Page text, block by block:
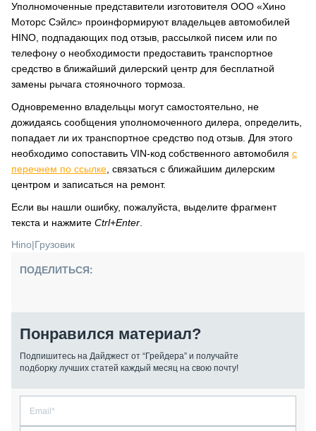
Уполномоченные представители изготовителя ООО «Хино
Моторс Сэйлс» проинформируют владельцев автомобилей
HINO, подпадающих под отзыв, рассылкой писем или по
телефону о необходимости предоставить транспортное
средство в ближайший дилерский центр для бесплатной
замены рычага стояночного тормоза.
Одновременно владельцы могут самостоятельно, не
дожидаясь сообщения уполномоченного дилера, определить,
попадает ли их транспортное средство под отзыв. Для этого
необходимо сопоставить VIN-код собственного автомобиля с
перечнем по ссылке , связаться с ближайшим дилерским
центром и записаться на ремонт.
Если вы нашли ошибку, пожалуйста, выделите фрагмент
текста и нажмите Ctrl+Enter
Hino|Грузовик
ПОДЕЛИТЬСЯ:
Понравился материал?
Подпишитесь на Дайджест от “Грейдера” и получайте
подборку лучших статей каждый месяц на свою почту!